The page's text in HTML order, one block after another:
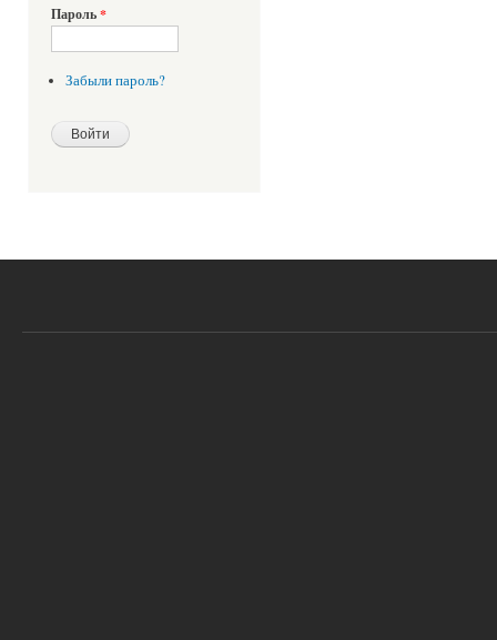
Пароль*
Забыли пароль?